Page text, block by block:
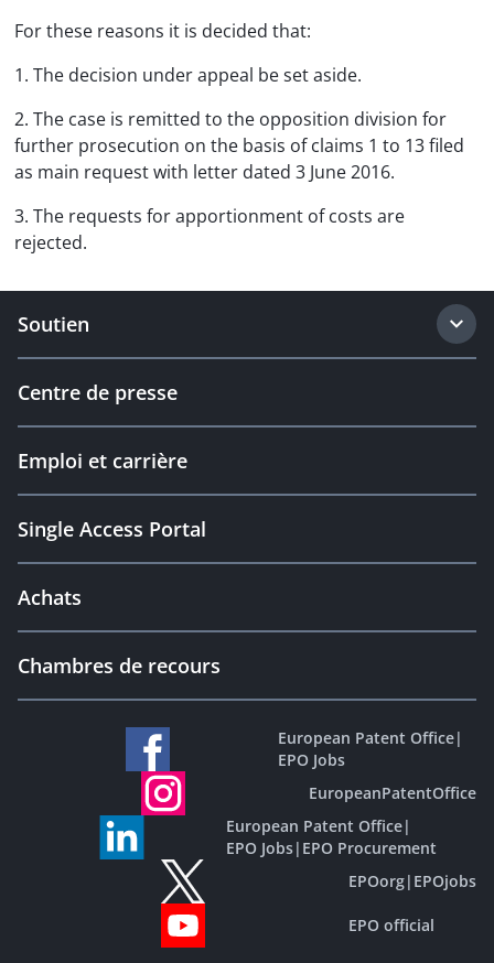
For these reasons it is decided that:
1. The decision under appeal be set aside.
2. The case is remitted to the opposition division for
further prosecution on the basis of claims 1 to 13 filed
as main request with letter dated 3 June 2016.
3. The requests for apportionment of costs are
rejected.
Soutien
Centre de presse
Emploi et carrière
Single Access Portal
Achats
Chambres de recours
European Patent Office|
EPO Jobs
EuropeanPatentOffice
European Patent Office|
EPO Jobs| EPO Procurement
EPOorg| EPOjobs
EPO official